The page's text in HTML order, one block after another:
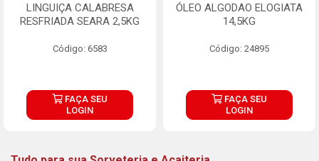
LINGUIÇA CALABRESA
RESFRIADA SEARA 2,5KG
Código: 6583
FAÇA SEU
LOGIN
ÓLEO ALGODAO ELOGIATA
14,5KG
Código: 24895
FAÇA SEU
LOGIN